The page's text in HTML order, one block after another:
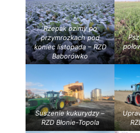
Rzepak ozimy po
przymrozkach pod
koniec listopada – RZD
Baborówko
Suszenie kukurydzy –
RZD Błonie-Topola